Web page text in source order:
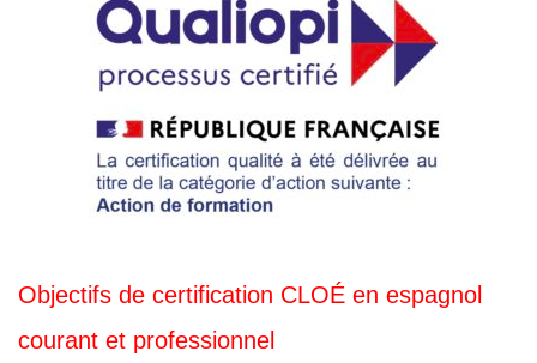
Objectifs de certification CLOÉ en espagnol
courant et professionnel